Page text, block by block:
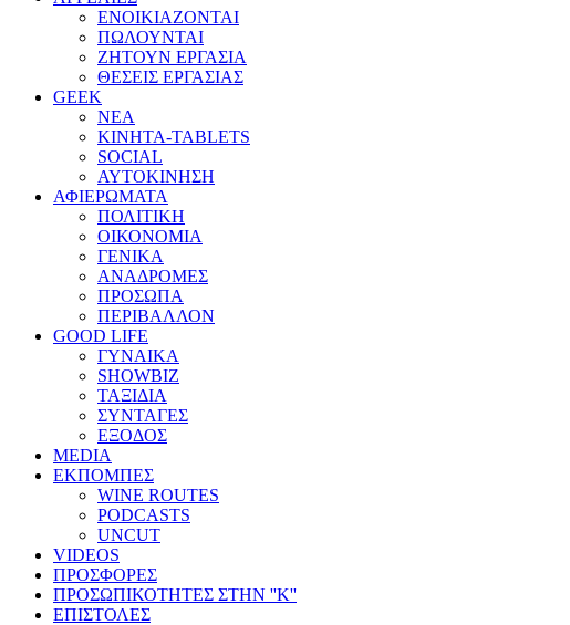
ΕΝΟΙΚΙΑΖΟΝΤΑΙ
ΠΩΛΟΥΝΤΑΙ
ΖΗΤΟΥΝ ΕΡΓΑΣΙΑ
ΘΕΣΕΙΣ ΕΡΓΑΣΙΑΣ
GEEK
ΝΕΑ
ΚΙΝΗΤΑ-TABLETS
SOCIAL
ΑΥΤΟΚΙΝΗΣΗ
ΑΦΙΕΡΩΜΑΤΑ
ΠΟΛΙΤΙΚΗ
ΟΙΚΟΝΟΜΙΑ
ΓΕΝΙΚΑ
ΑΝΑΔΡΟΜΕΣ
ΠΡΟΣΩΠΑ
ΠΕΡΙΒΑΛΛΟΝ
GOOD LIFE
ΓΥΝΑΙΚΑ
SHOWBIZ
ΤΑΞΙΔΙΑ
ΣΥΝΤΑΓΕΣ
ΕΞΟΔΟΣ
MEDIA
ΕΚΠΟΜΠΕΣ
WINE ROUTES
PODCASTS
UNCUT
VIDEOS
ΠΡΟΣΦΟΡΕΣ
ΠΡΟΣΩΠΙΚΟΤΗΤΕΣ ΣΤΗΝ ''Κ''
ΕΠΙΣΤΟΛΕΣ